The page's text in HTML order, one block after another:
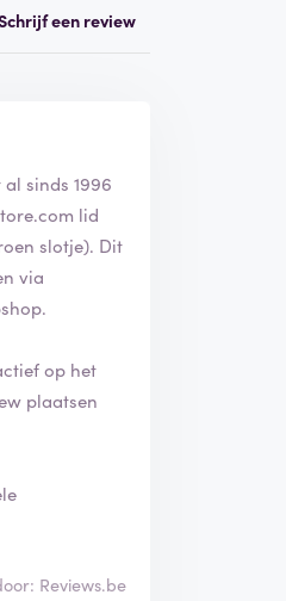
een review
sinds 1996
lid
slotje). Dit
via
op het
plaatsen
Reviews.be